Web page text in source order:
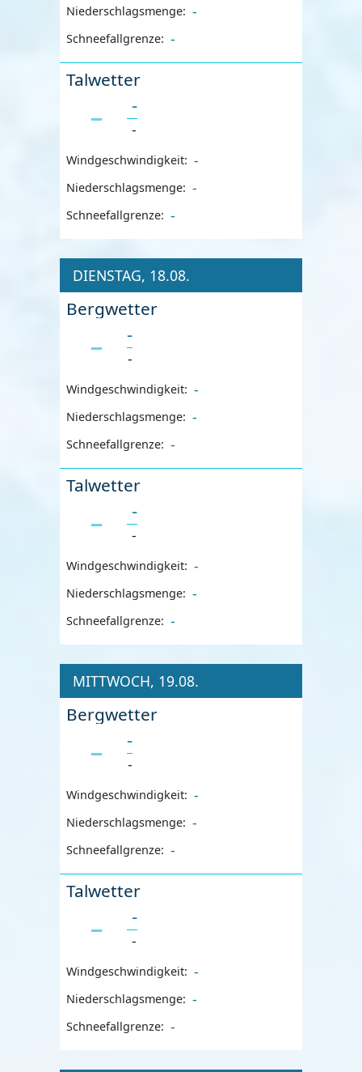
Niederschlagsmenge: -
Schneefallgrenze: -
Talwetter
-
-
Windgeschwindigkeit: -
Niederschlagsmenge: -
Schneefallgrenze: -
DIENSTAG, 18.08.
Bergwetter
-
-
Windgeschwindigkeit: -
Niederschlagsmenge: -
Schneefallgrenze: -
Talwetter
-
-
Windgeschwindigkeit: -
Niederschlagsmenge: -
Schneefallgrenze: -
MITTWOCH, 19.08.
Bergwetter
-
-
Windgeschwindigkeit: -
Niederschlagsmenge: -
Schneefallgrenze: -
Talwetter
-
-
Windgeschwindigkeit: -
Niederschlagsmenge: -
Schneefallgrenze: -